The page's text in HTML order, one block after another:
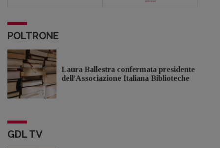
POLTRONE
Laura Ballestra confermata presidente
dell’Associazione Italiana Biblioteche
GDL TV